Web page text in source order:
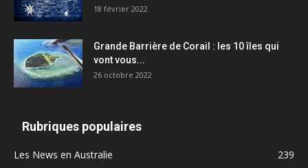
18 février 2022
Grande Barrière de Corail : les 10 îles qui
vont vous...
26 octobre 2022
Rubriques populaires
Les News en Australie
239